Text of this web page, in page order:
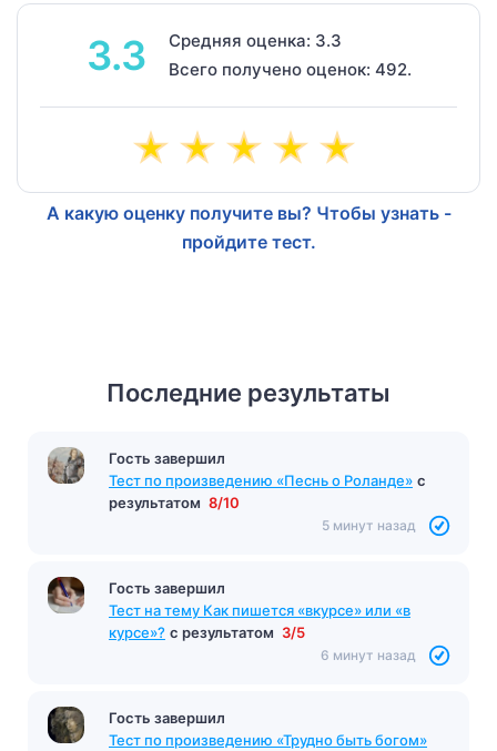
3.3
Средняя оценка: 3.3
Всего получено оценок: 492.
А какую оценку получите вы? Чтобы узнать -
пройдите тест.
Последние результаты
Гость завершил
Тест по произведению «Песнь о Роланде» с
результатом 8/10
5 минут назад
Гость завершил
Тест на тему Как пишется «вкурсе» или «в
курсе»? с результатом 3/5
6 минут назад
Гость завершил
Тест по произведению «Трудно быть богом»